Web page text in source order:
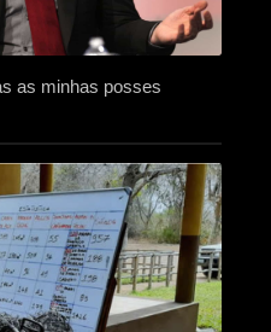
as minhas posses